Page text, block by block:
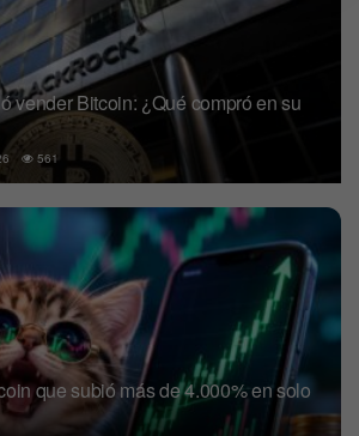
vender Bitcoin: ¿Qué compró en su
561
que subió más de 4.000% en solo